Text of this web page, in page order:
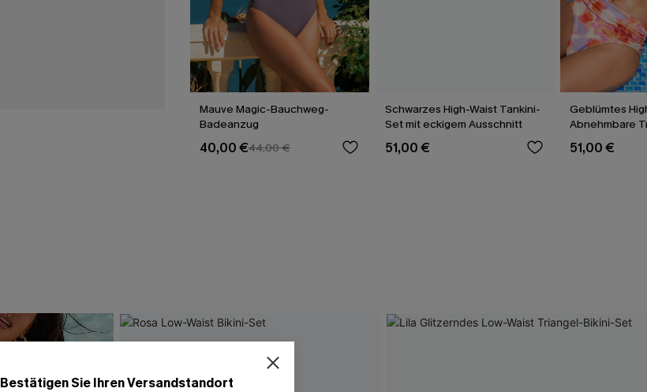
Mauve Magic-Bauchweg-
Badeanzug
40,00 €44,00 €
Schwarzes High-Waist Tankini-
Set mit eckigem Ausschnitt
51,00 €
Geblümtes
Abnehmbare
Bikini-Set
51,00 €
Bestätigen Sie Ihren Versandstandort